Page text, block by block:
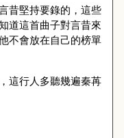
昔堅持要錄的，這些
道這首曲子對言昔來
不會放在自己的榜單
這行人多聽幾遍秦苒